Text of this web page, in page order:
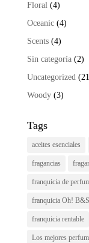
Floral(4)
Oceanic(4)
Scents(4)
Sin categoría(2)
Uncategorized
Woody(3)
Tags
aceites esenciales
fragancias
franquicia de
franquicia Oh!
franquicia rentable
Los mejores